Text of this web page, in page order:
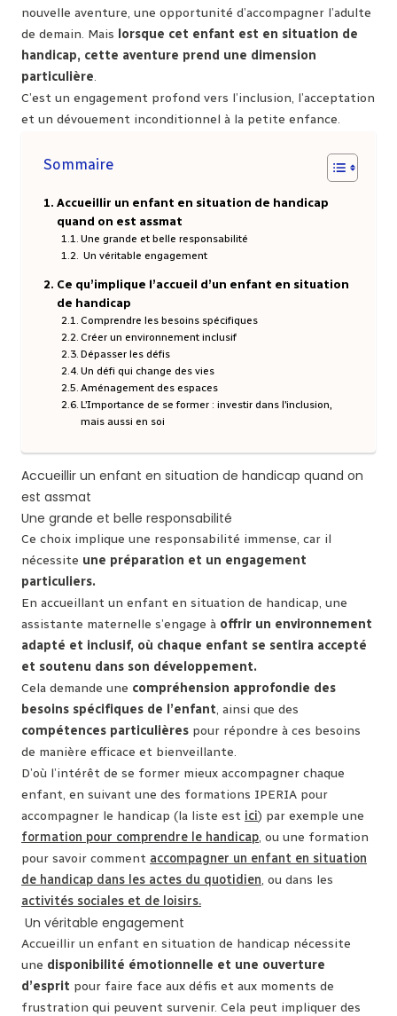
nouvelle aventure, une opportunité d’accompagner l’adulte
de demain. Mais lorsque cet enfant est en situation de
handicap, cette aventure prend une dimension
particulière.
C’est un engagement profond vers l’inclusion, l’acceptation
et un dévouement inconditionnel à la petite enfance.
Sommaire
Accueillir un enfant en situation de handicap
quand on est assmat
Une grande et belle responsabilité
Un véritable engagement
Ce qu’implique l’accueil d’un enfant en situation
de handicap
Comprendre les besoins spécifiques
Créer un environnement inclusif
Dépasser les défis
Un défi qui change des vies
Aménagement des espaces
L’Importance de se former : investir dans l’inclusion,
mais aussi en soi
Accueillir un enfant en situation de handicap quand on
est assmat
Une grande et belle responsabilité
Ce choix implique une responsabilité immense, car il
nécessite une préparation et un engagement
particuliers.
En accueillant un enfant en situation de handicap, une
assistante maternelle s’engage à offrir un environnement
adapté et inclusif, où chaque enfant se sentira accepté
et soutenu dans son développement.
Cela demande une compréhension approfondie des
besoins spécifiques de l’enfant, ainsi que des
compétences particulières pour répondre à ces besoins
de manière efficace et bienveillante.
D’où l’intérêt de se former mieux accompagner chaque
enfant, en suivant une des formations IPERIA pour
accompagner le handicap (la liste est ici) par exemple une
formation pour comprendre le handicap, ou une formation
pour savoir comment accompagner un enfant en situation
de handicap dans les actes du quotidien, ou dans les
activités sociales et de loisirs.
Un véritable engagement
Accueillir un enfant en situation de handicap nécessite
une disponibilité émotionnelle et une ouverture
d’esprit pour faire face aux défis et aux moments de
frustration qui peuvent survenir. Cela peut impliquer des